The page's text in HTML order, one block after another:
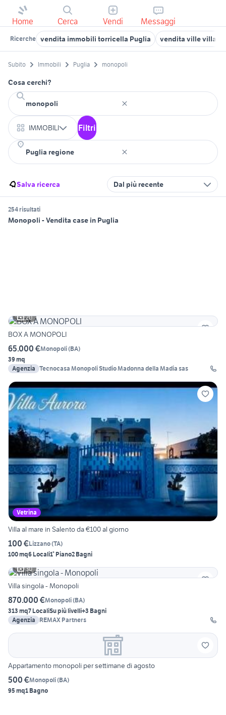
Home Cerca Vendi Messaggi
Ricerche vendita immobili torricella Puglia vendita ville
Subito Immobili Puglia monopoli
Cosa cerchi?
IMMOBILI Filtri
Salva ricerca Dal più recente
254 risultati
Monopoli - Vendita case in Puglia
20
BOX A MONOPOLI
65.000 €Monopoli(BA)
39 mq
Agenzia Tecnocasa Monopoli Studio Madonna della Madia sas
Vetrina
Villa al mare in Salento da €100 al giorno
100 €Lizzano(TA)
100 mq6 Locali1° Piano2 Bagni
30
Villa singola - Monopoli
870.000 €Monopoli(BA)
313 mq7 LocaliSu più livelli+3 Bagni
Agenzia
REMAX Partners
Appartamento monopoli per settimane di agosto
500 €Monopoli(BA)
95 mq1 Bagno